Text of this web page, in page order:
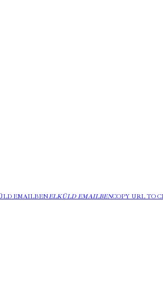
EMAILBENELKÜLD EMAILBENCOPY URL TO